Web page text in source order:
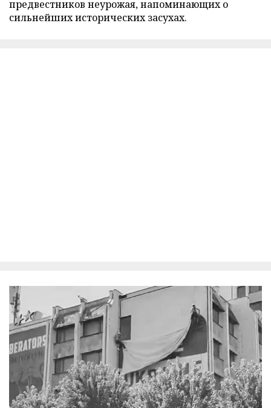
предвестников неурожая, напоминающих о
сильнейших исторических засухах.